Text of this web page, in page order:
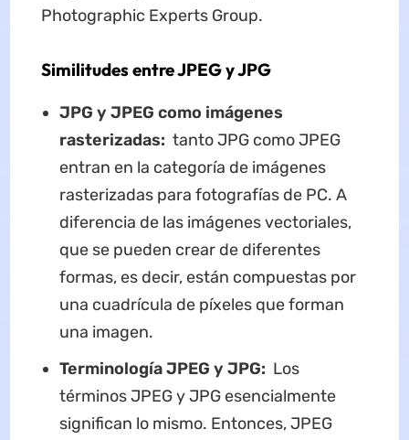
Photographic Experts Group.
Similitudes entre JPEG y JPG
JPG y JPEG como imágenes
rasterizadas: tanto JPG como JPEG
entran en la categoría de imágenes
rasterizadas para fotografías de PC. A
diferencia de las imágenes vectoriales,
que se pueden crear de diferentes
formas, es decir, están compuestas por
una cuadrícula de píxeles que forman
una imagen.
Terminología JPEG y JPG: Los
términos JPEG y JPG esencialmente
significan lo mismo. Entonces, JPEG